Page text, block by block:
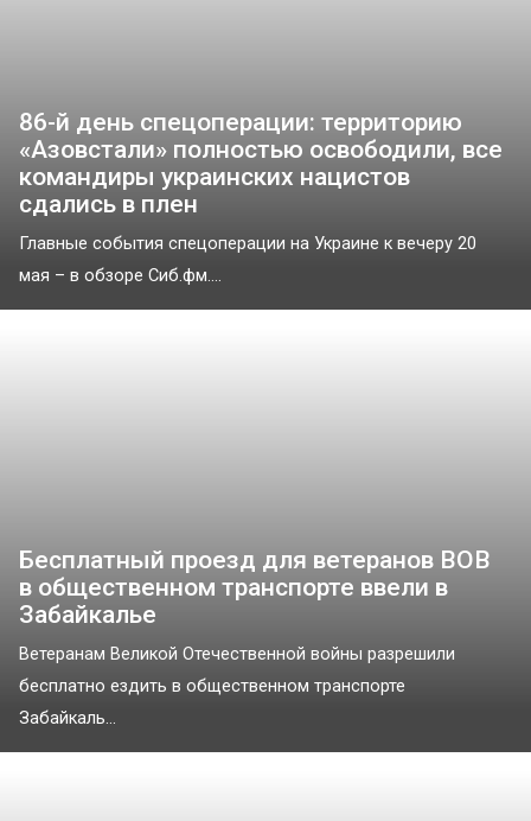
86-й день спецоперации: территорию
«Азовстали» полностью освободили, все
командиры украинских нацистов
сдались в плен
Главные события спецоперации на Украине к вечеру 20
мая – в обзоре Сиб.фм....
Бесплатный проезд для ветеранов ВОВ
в общественном транспорте ввели в
Забайкалье
Ветеранам Великой Отечественной войны разрешили
бесплатно ездить в общественном транспорте
Забайкаль...